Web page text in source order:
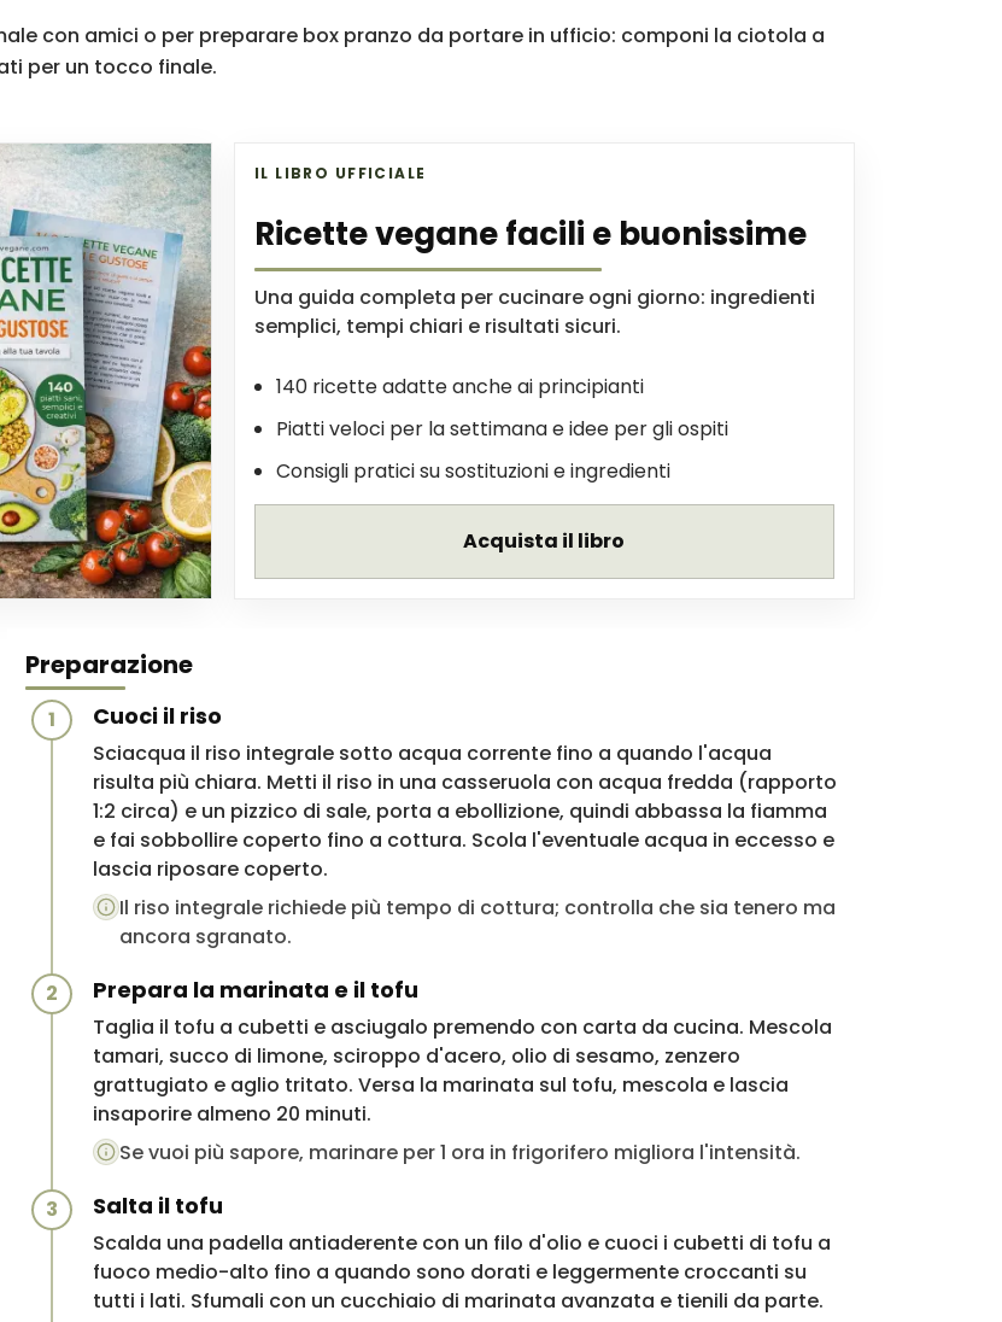
con amici o per preparare box pranzo da portare in ufficio: componi la ciotola a
per un tocco finale.
IL LIBRO UFFICIALE
Ricette vegane facili e buonissime
Una guida completa per cucinare ogni giorno: ingredienti
semplici, tempi chiari e risultati sicuri.
140 ricette adatte anche ai principianti
Piatti veloci per la settimana e idee per gli ospiti
Consigli pratici su sostituzioni e ingredienti
Acquista il libro
Preparazione
1 Cuoci il riso
Sciacqua il riso integrale sotto acqua corrente fino a quando l'acqua
risulta più chiara. Metti il riso in una casseruola con acqua fredda (rapporto
1:2 circa) e un pizzico di sale, porta a ebollizione, quindi abbassa la fiamma
e fai sobbollire coperto fino a cottura. Scola l'eventuale acqua in eccesso e
lascia riposare coperto.
Il riso integrale richiede più tempo di cottura; controlla che sia tenero ma
ancora sgranato.
2 Prepara la marinata e il tofu
Taglia il tofu a cubetti e asciugalo premendo con carta da cucina. Mescola
tamari, succo di limone, sciroppo d'acero, olio di sesamo, zenzero
grattugiato e aglio tritato. Versa la marinata sul tofu, mescola e lascia
insaporire almeno 20 minuti.
Se vuoi più sapore, marinare per 1 ora in frigorifero migliora l'intensità.
3 Salta il tofu
Scalda una padella antiaderente con un filo d'olio e cuoci i cubetti di tofu a
fuoco medio-alto fino a quando sono dorati e leggermente croccanti su
tutti i lati. Sfumali con un cucchiaio di marinata avanzata e tienili da parte.